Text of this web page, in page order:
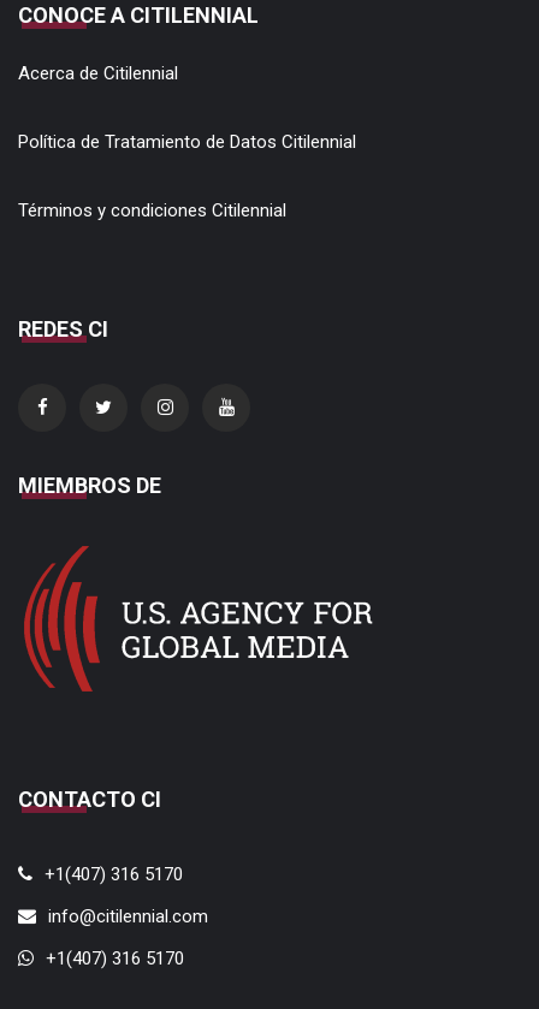
CONOCE A CITILENNIAL
Acerca de Citilennial
Política de Tratamiento de Datos Citilennial
Términos y condiciones Citilennial
REDES CI
MIEMBROS DE
CONTACTO CI
+1(407) 316 5170
info@citilennial.com
+1(407) 316 5170